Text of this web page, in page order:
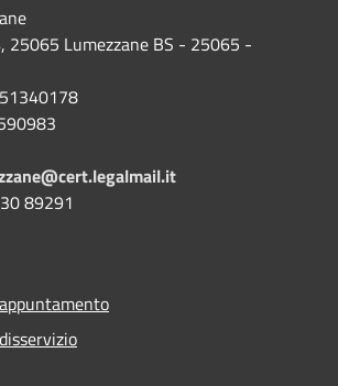
25065 Lumezzane BS - 25065 -
89291